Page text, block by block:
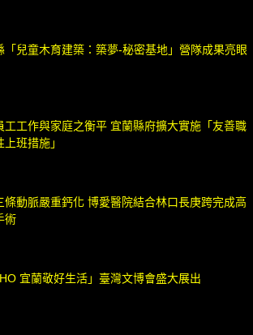
「兒童木育建築：築夢-秘密基地」營隊成果亮眼
工工作與家庭之衡平 宜蘭縣府擴大實施「友善職
班措施」
條動脈嚴重鈣化 博愛醫院結合林口長庚跨完成高
術
宜蘭敬好生活」臺灣文博會盛大展出